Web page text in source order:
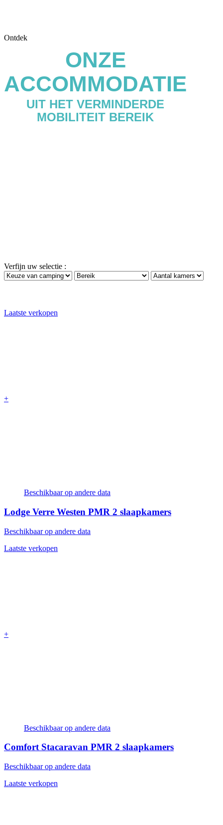
Ontdek
ONZE
ACCOMMODATIE
UIT HET VERMINDERDE
MOBILITEIT BEREIK
Verfijn uw selectie :
Laatste verkopen
+
Beschikbaar op andere data
Lodge Verre Westen PMR 2 slaapkamers
Beschikbaar op andere data
Laatste verkopen
+
Beschikbaar op andere data
Comfort Stacaravan PMR 2 slaapkamers
Beschikbaar op andere data
Laatste verkopen